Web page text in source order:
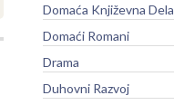
Domaća Književna Dela
Domaći Romani
Drama
Duhovni Razvoj